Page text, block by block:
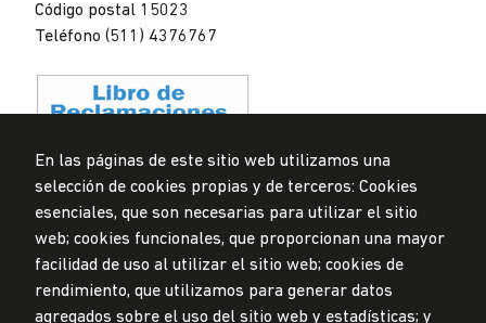
Código postal 15023
Teléfono (511) 4376767
Privacidad de datos personales
Mesa de partes
© Universidad de Lima, 2024
Todos los derechos reservados
En las páginas de este sitio web utilizamos una
selección de cookies propias y de terceros: Cookies
esenciales, que son necesarias para utilizar el sitio
web; cookies funcionales, que proporcionan una mayor
facilidad de uso al utilizar el sitio web; cookies de
rendimiento, que utilizamos para generar datos
agregados sobre el uso del sitio web y estadísticas; y